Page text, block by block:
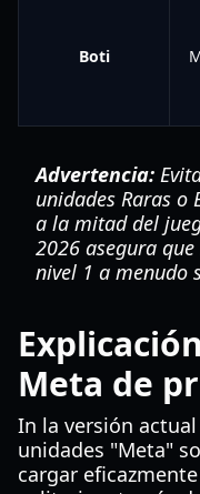
Boti
Advertencia:
unidades Raras o
a la mitad del
2026 asegura
nivel 1 a menudo
Meta de
In la versión
unidades "Meta"
cargar